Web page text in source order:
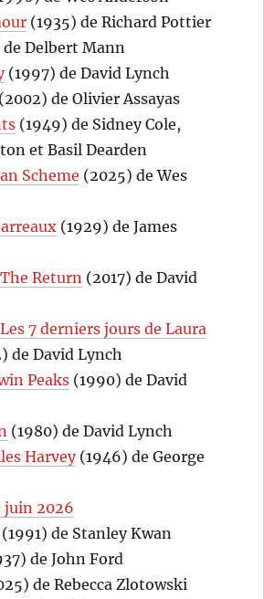
(1935) de Richard Pottier
Delbert Mann
(1997) de David Lynch
(2002) de Olivier Assayas
(1949) de Sidney Cole,
et Basil Dearden
Scheme (2025) de Wes
(1929) de James
Return (2017) de David
7 derniers jours de Laura
de David Lynch
Peaks (1990) de David
(1980) de David Lynch
Harvey(1946) de George
juin 2026
(1991) de Stanley Kwan
de John Ford
de Rebecca Zlotowski